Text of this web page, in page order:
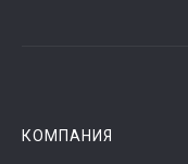
КОМПАНИЯ